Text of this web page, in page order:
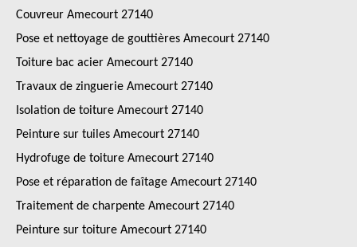
Couvreur Amecourt 27140
Pose et nettoyage de gouttières Amecourt 27140
Toiture bac acier Amecourt 27140
Travaux de zinguerie Amecourt 27140
Isolation de toiture Amecourt 27140
Peinture sur tuiles Amecourt 27140
Hydrofuge de toiture Amecourt 27140
Pose et réparation de faîtage Amecourt 27140
Traitement de charpente Amecourt 27140
Peinture sur toiture Amecourt 27140